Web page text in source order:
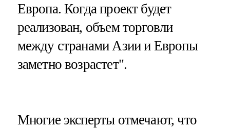
Европа. Когда проект будет
реализован, объем торговли
между странами Азии и Европы
заметно возрастет".
Многие эксперты отмечают, что